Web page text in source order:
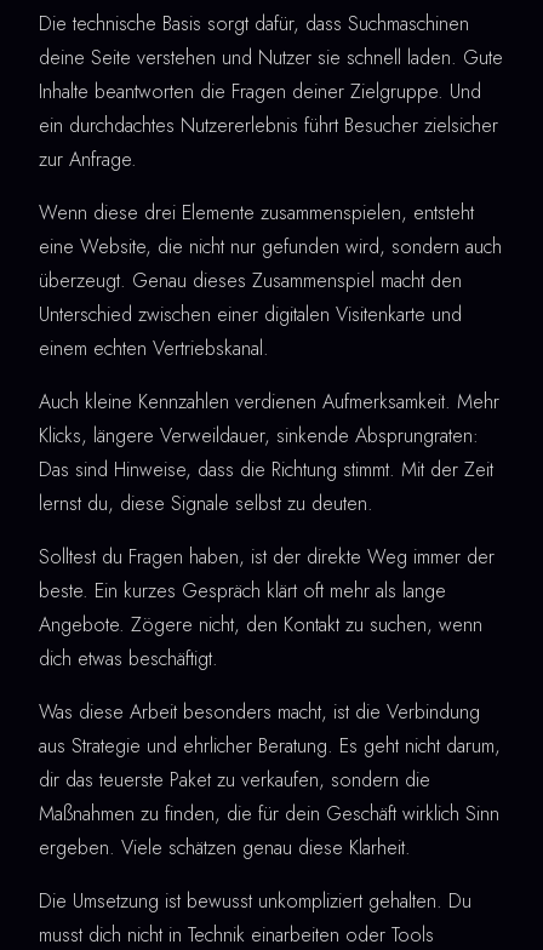
Die technische Basis sorgt dafür, dass Suchmaschinen
deine Seite verstehen und Nutzer sie schnell laden. Gute
Inhalte beantworten die Fragen deiner Zielgruppe. Und
ein durchdachtes Nutzererlebnis führt Besucher zielsicher
zur Anfrage.
Wenn diese drei Elemente zusammenspielen, entsteht
eine Website, die nicht nur gefunden wird, sondern auch
überzeugt. Genau dieses Zusammenspiel macht den
Unterschied zwischen einer digitalen Visitenkarte und
einem echten Vertriebskanal.
Auch kleine Kennzahlen verdienen Aufmerksamkeit. Mehr
Klicks, längere Verweildauer, sinkende Absprungraten:
Das sind Hinweise, dass die Richtung stimmt. Mit der Zeit
lernst du, diese Signale selbst zu deuten.
Solltest du Fragen haben, ist der direkte Weg immer der
beste. Ein kurzes Gespräch klärt oft mehr als lange
Angebote. Zögere nicht, den Kontakt zu suchen, wenn
dich etwas beschäftigt.
Was diese Arbeit besonders macht, ist die Verbindung
aus Strategie und ehrlicher Beratung. Es geht nicht darum,
dir das teuerste Paket zu verkaufen, sondern die
Maßnahmen zu finden, die für dein Geschäft wirklich Sinn
ergeben. Viele schätzen genau diese Klarheit.
Die Umsetzung ist bewusst unkompliziert gehalten. Du
musst dich nicht in Technik einarbeiten oder Tools